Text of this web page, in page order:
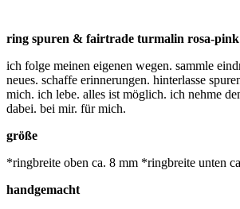
ring spuren & fairtrade turmalin rosa-pink
ich folge meinen eigenen wegen. sammle
neues. schaffe erinnerungen. hinterlasse
mich. ich lebe. alles ist möglich. ich nehme
dabei. bei mir. für mich.
größe
*ringbreite oben ca. 8 mm *ringbreite unten
handgemacht